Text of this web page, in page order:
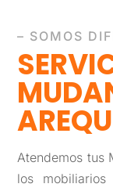
– SOMOS
Atendemos tus
los